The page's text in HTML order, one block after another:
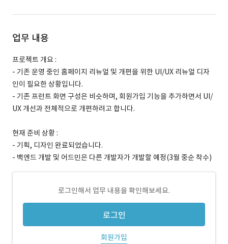
업무 내용
프로젝트 개요 :
- 기존 운영 중인 홈페이지 리뉴얼 및 개편을 위한 UI/UX 리뉴얼 디자
인이 필요한 상황입니다.
- 기존 프런트 화면 구성은 비슷하며, 회원가입 기능을 추가하면서 UI/
UX 개선과 전체적으로 개편하려고 합니다.
현재 준비 상황 :
- 기획, 디자인 완료되었습니다.
- 백엔드 개발 및 어드민은 다른 개발자가 개발할 예정(3월 중순 착수)
로그인해서 업무 내용을 확인해보세요.
로그인
회원가입